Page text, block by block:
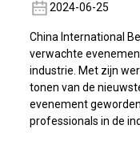
2024-06-25
China International
verwachte
industrie. Met zijn
tonen van de
evenement
professionals in de